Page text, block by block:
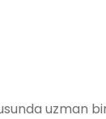
uzman bir